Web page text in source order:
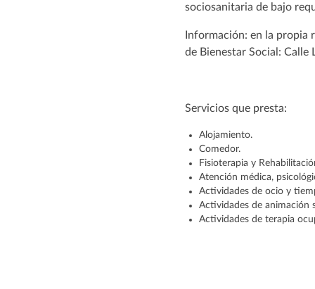
sociosanitaria de bajo
Información: en la propia
de Bienestar Social: Calle
Servicios que presta:
Alojamiento.
Comedor.
Fisioterapia y
Atención médica,
Actividades de ocio y
Actividades de animación
Actividades de terapia